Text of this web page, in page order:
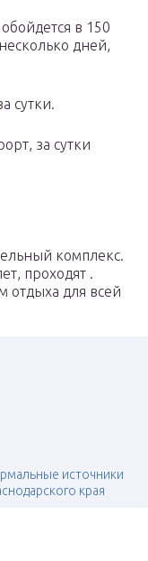
в 150
дней,
сутки.
за сутки
комплекс.
проходят .
отдыха для всей
источники
края